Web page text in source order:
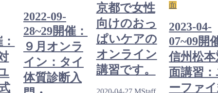
2022-09-
28~29開催：
９月オンラ
イン：タイ
体質診断入
京都で女性
向けのおっ
ぱいケアの
オンライン
講習です。
2020-04-27 MStaff
面
2023-04-
07~09開
信州松
面講習
ーファ